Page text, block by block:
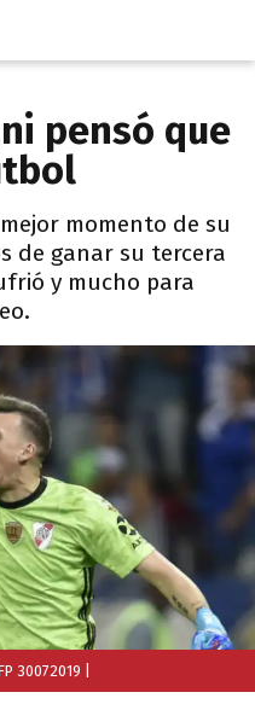
pensó que
momento de su
de ganar su tercera
y mucho para
30072019